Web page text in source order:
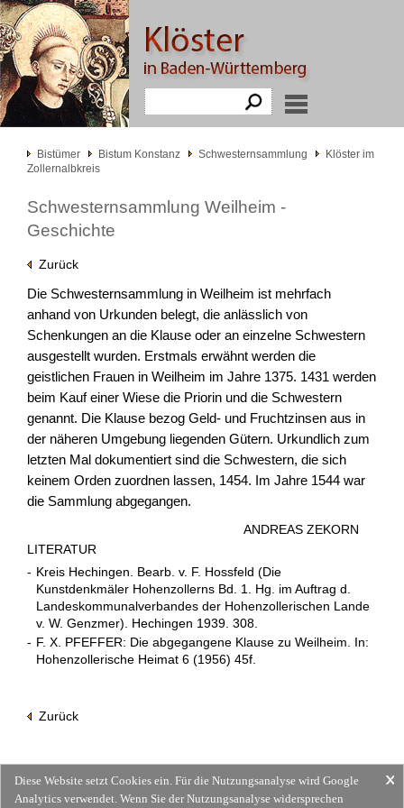
Bistümer Bistum Konstanz Schwesternsammlung
Klöster im
Zollernalbkreis
Schwesternsammlung Weilheim -
Geschichte
Zurück
Die Schwesternsammlung in Weilheim ist mehrfach
anhand von Urkunden belegt, die anlässlich von
Schenkungen an die Klause oder an einzelne Schwestern
ausgestellt wurden. Erstmals erwähnt werden die
geistlichen Frauen in Weilheim im Jahre 1375. 1431 werden
beim Kauf einer Wiese die Priorin und die Schwestern
genannt. Die Klause bezog Geld- und Fruchtzinsen aus in
der näheren Umgebung liegenden Gütern. Urkundlich zum
letzten Mal dokumentiert sind die Schwestern, die sich
keinem Orden zuordnen lassen, 1454. Im Jahre 1544 war
die Sammlung abgegangen.
ANDREAS ZEKORN
LITERATUR
- Kreis Hechingen. Bearb. v. F. Hossfeld (Die
Kunstdenkmäler Hohenzollerns Bd. 1. Hg. im Auftrag d.
Landeskommunalverbandes der Hohenzollerischen Lande
v. W. Genzmer). Hechingen 1939. 308.
- F. X. PFEFFER: Die abgegangene Klause zu Weilheim. In:
Hohenzollerische Heimat 6 (1956) 45f.
Zurück
Diese Website setzt Cookies ein. Für die Nutzungsanalyse wird Google
Analytics verwendet. Wenn Sie der Nutzungsanalyse widersprechen